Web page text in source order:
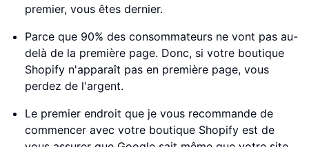
premier, vous êtes dernier.
Parce que 90% des consommateurs ne vont pas au-
delà de la première page. Donc, si votre boutique
Shopify n'apparaît pas en première page, vous
perdez de l'argent.
Le premier endroit que je vous recommande de
commencer avec votre boutique Shopify est de